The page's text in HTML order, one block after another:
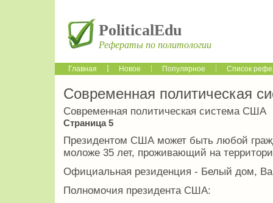
PoliticalEdu
Рефераты по политологии
Главная Новое Популярное Список
Современная политическая
Современная политическая система США
Страница 5
Президентом США может быть любой
моложе 35 лет, проживающий на
Официальная резиденция - Белый дом,
Полномочия президента США: